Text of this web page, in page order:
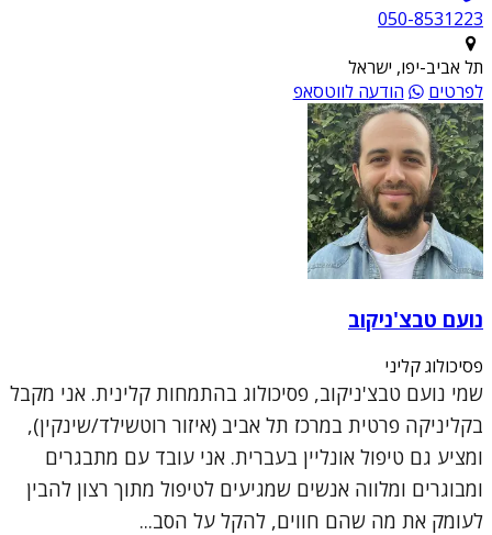
050-8531223
תל אביב-יפו, ישראל
לפרטים
הודעה לווטסאפ
נועם טבצ'ניקוב
פסיכולוג קליני
שמי נועם טבצ'ניקוב, פסיכולוג בהתמחות קלינית. אני מקבל
בקליניקה פרטית במרכז תל אביב (איזור רוטשילד/שינקין),
ומציע גם טיפול אונליין בעברית. אני עובד עם מתבגרים
ומבוגרים ומלווה אנשים שמגיעים לטיפול מתוך רצון להבין
לעומק את מה שהם חווים, להקל על הסב...